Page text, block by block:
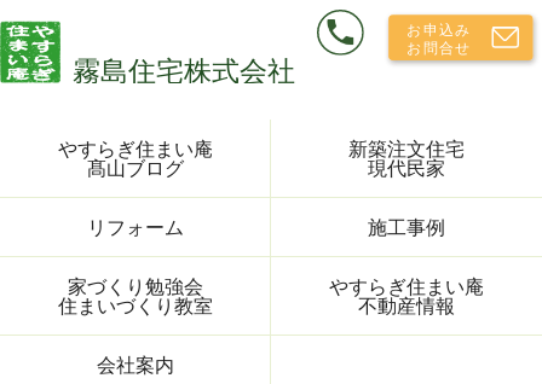
やすらぎ住まい庵
髙山ブログ
新築注文住宅
現代民家
リフォーム 施工事例
家づくり勉強会
住まいづくり教室
やすらぎ住まい庵
不動産情報
会社案内